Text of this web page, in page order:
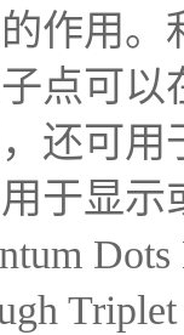
作用
点可
还可
于显示